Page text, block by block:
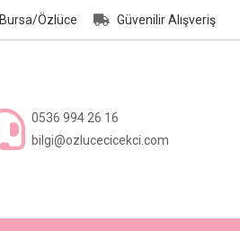
Bursa/Özlüce Güvenilir Alışveriş
0536 994 26 16
bilgi@ozlucecicekci.com